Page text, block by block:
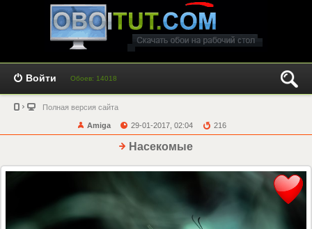
Войти Обоев: 14018
Полная версия сайта
Amiga 29-01-2017, 02:04 216
Насекомые